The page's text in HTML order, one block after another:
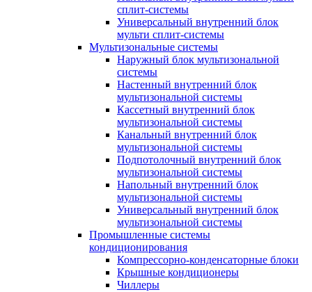
сплит-системы
Универсальный внутренний блок
мульти сплит-системы
Мультизональные системы
Наружный блок мультизональной
системы
Настенный внутренний блок
мультизональной системы
Кассетный внутренний блок
мультизональной системы
Канальный внутренний блок
мультизональной системы
Подпотолочный внутренний блок
мультизональной системы
Напольный внутренний блок
мультизональной системы
Универсальный внутренний блок
мультизональной системы
Промышленные системы
кондиционирования
Компрессорно-конденсаторные блоки
Крышные кондиционеры
Чиллеры